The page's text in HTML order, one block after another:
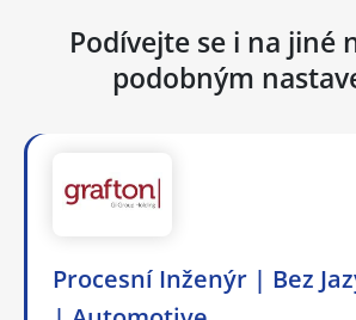
Podívejte se i na jiné
podobným
Procesní Inženýr | Bez